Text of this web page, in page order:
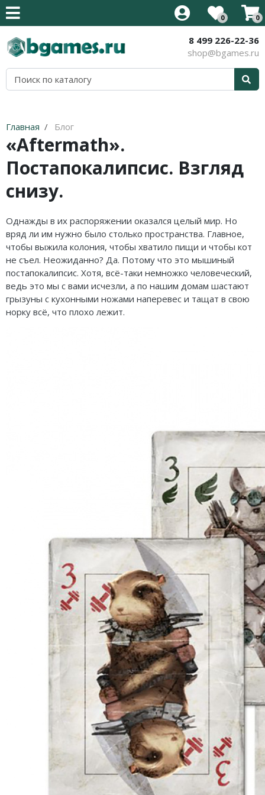
0 0
8 499 226-22-36
shop@bgames.ru
Главная Блог
«Aftermath».
Постапокалипсис. Взгляд
снизу.
Однажды в их распоряжении оказался целый мир. Но
вряд ли им нужно было столько пространства. Главное,
чтобы выжила колония, чтобы хватило пищи и чтобы кот
не съел. Неожиданно? Да. Потому что это мышиный
постапокалипсис. Хотя, всё-таки немножко человеческий,
ведь это мы с вами исчезли, а по нашим домам шастают
грызуны с кухонными ножами наперевес и тащат в свою
норку всё, что плохо лежит.
Все товары
Стратегии на английском
Карточные на английском
Кооперативные на английском
Семейные на английском
Тактические на английском
Все товары
Новинки
Хиты продаж
Детям
Для всей семьи
Для компании
Для двоих
В дорогу
Карточные
Логические
Кооперативные
Все товары
Активити / Activity
Alias / Скажи Иначе
Дженга/Башня
Покорение Марса
КвестМастер
Тик-Так-Бумм
Корни / Root
Серп
О мышах и тайнах
Эволюция
Все товары
500 злобных карт
Blood Rage
Elder Sign
Five Tribes
Mansions of Madness
Кланк! / Clank!
Лавкрафт
Мертвый сезон
Пиксель Тактикс
Саграда
Все товары
Иннистрад: Багровая Клятва
Иннистрад: Полночная Охота
Стриксхейвен: Школа Магов
Калдхайм
Все товары
Аксессуары
Протекторы
Все товары
Наборы протекторов
Все товары
Уцененный товар
Акция